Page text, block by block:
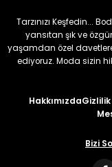
Tarzınızı Keşfedin...
yansıtan şık ve
yaşamdan özel
ediyoruz. Moda sizin
Hakkımızda
Bizi